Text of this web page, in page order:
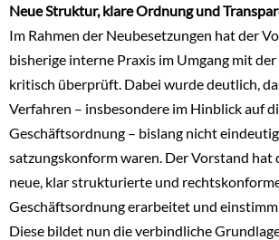
Neue Struktur, klare Ordnung und
Im Rahmen der Neubesetzungen hat der
bisherige interne Praxis im Umgang mit
kritisch überprüft. Dabei wurde deutlich,
Verfahren – insbesondere im Hinblick auf
Geschäftsordnung – bislang nicht
satzungskonform waren. Der Vorstand hat
neue, klar strukturierte und
Geschäftsordnung erarbeitet und
Diese bildet nun die verbindliche